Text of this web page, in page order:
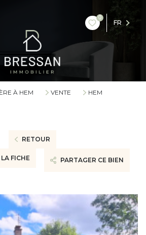
0
FR
À HEM VENTE
HEM
RETOUR
FICHE PARTAGER CE BIEN